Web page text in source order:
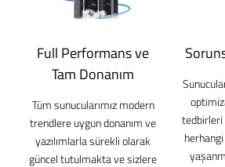
Full Performans ve
Tam Donanım
Tüm sunucularımız modern
trendlere uygun donanım ve
yazılımlarla sürekli olarak
güncel tutulmakta ve sizlere
tedbirleri